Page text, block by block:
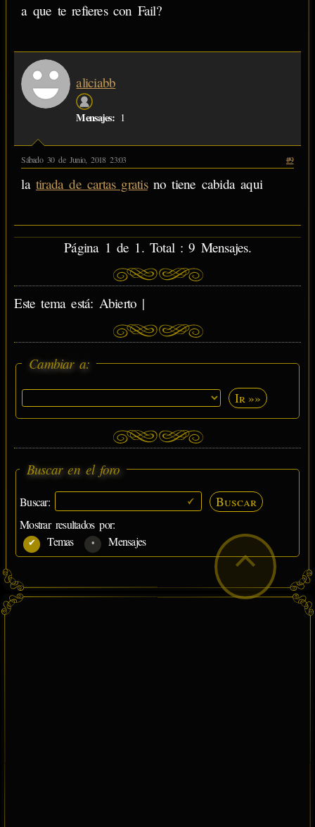
a que te refieres con Fail?
aliciabb
Mensajes: 1
Sábado 30 de Junio, 2018 23:03 #9
la tirada de cartas gratisno tiene cabida aqui
Página 1 de 1. Total : 9 Mensajes.
Este tema está: Abierto |
Cambiar a:
Ir »»
Buscar en el foro
Buscar: Buscar
Mostrar resultados por:
Temas
Mensajes